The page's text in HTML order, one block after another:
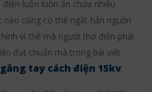
luôn luôn ẩn chứa nhiều
nào cũng có thể ngắt hẳn nguồn
vì thế mà người thợ điện phải
đạt chuẩn mà trong bài viết
găng tay cách điện 15kv.